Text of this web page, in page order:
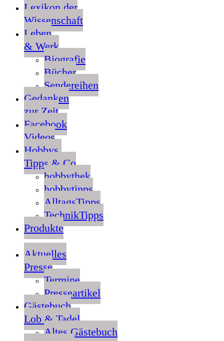
Lexikon der
Wissenschaft
Leben
& Werk
Biografie
Bücher
Sendereihen
Gedanken
zur Zeit
Facebook
Videos
Hobbys,
Tipps & Co
hobbythek
hobbytipps
AlltagsTipps
TechnikTipps
Produkte
Aktuelles
Presse
Termine
Presseartikel
Gästebuch
Lob & Tadel
Altes Gästebuch